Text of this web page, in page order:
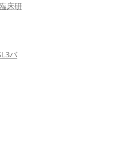
床研
バ